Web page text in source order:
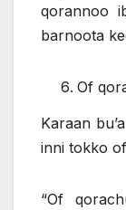
qorannoo
barnoota
Of
Karaan
inni tokko
“Of